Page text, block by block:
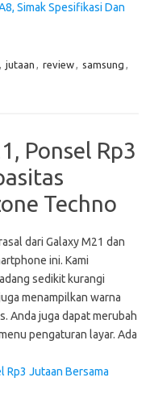
Simak Spesifikasi Dan
, jutaan , review, samsung ,
Ponsel Rp3
Techno
dari Galaxy M21 dan
ini. Kami
sedikit kurangi
menampilkan warna
Anda juga dapat merubah
pengaturan layar. Ada
Rp3 Jutaan Bersama